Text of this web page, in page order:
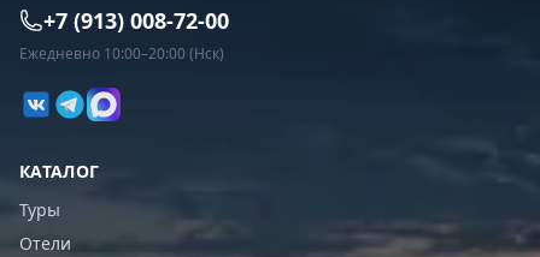
+7 (913) 008-72-00
Ежедневно 10:00–20:00 (Нск)
КАТАЛОГ
Туры
Отели